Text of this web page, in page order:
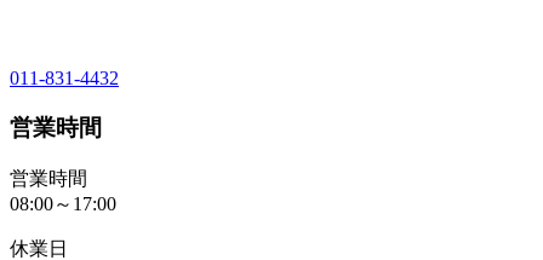
011-831-4432
営業時間
営業時間
08:00～17:00
休業日